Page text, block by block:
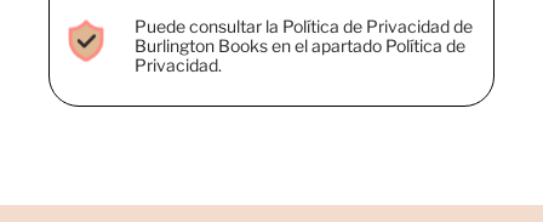
Puede consultar la Política de Privacidad de
Burlington Books en el apartado Política de
Privacidad.